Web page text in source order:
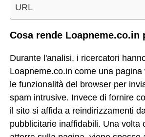
URL
Cosa rende Loapneme.co.in
Durante l'analisi, i ricercatori
Loapneme.co.in come una
le funzionalità del browser per
spam intrusive. Invece di fornire
il sito si affida a reindirizzamenti
pubblicitarie inaffidabili. Una volta